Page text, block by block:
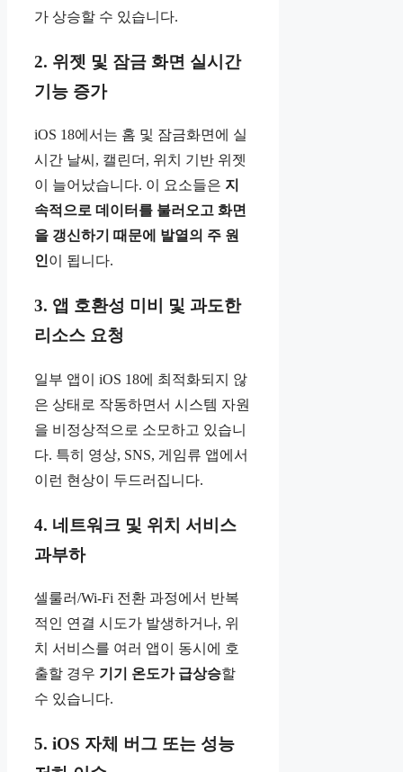
가 상승할 수 있습니다.
2. 위젯 및 잠금 화면 실시간
기능 증가
iOS 18에서는 홈 및 잠금화면에 실
시간 날씨, 캘린더, 위치 기반 위젯
이 늘어났습니다. 이 요소들은 지
속적으로 데이터를 불러오고 화면
을 갱신하기 때문에 발열의 주 원
인이 됩니다.
3. 앱 호환성 미비 및 과도한
리소스 요청
일부 앱이 iOS 18에 최적화되지 않
은 상태로 작동하면서 시스템 자원
을 비정상적으로 소모하고 있습니
다. 특히 영상, SNS, 게임류 앱에서
이런 현상이 두드러집니다.
4. 네트워크 및 위치 서비스
과부하
셀룰러/Wi-Fi 전환 과정에서 반복
적인 연결 시도가 발생하거나, 위
치 서비스를 여러 앱이 동시에 호
출할 경우 기기 온도가 급상승할
수 있습니다.
5. iOS 자체 버그 또는 성능